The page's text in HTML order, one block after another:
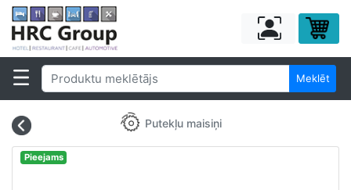
Meklēt
Putekļu maisiņi
Pieejams